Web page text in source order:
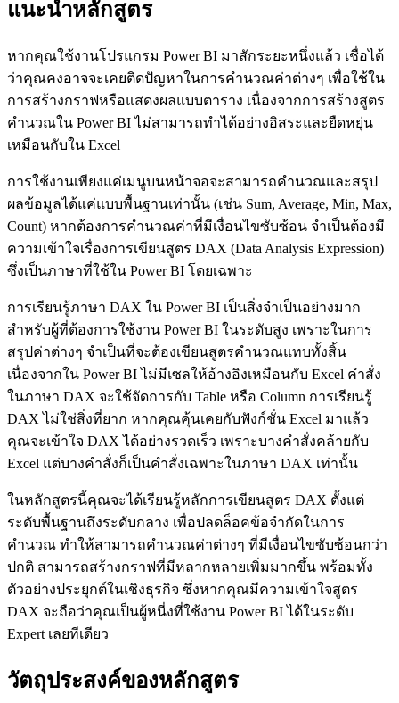
แนะนำหลักสูตร
หากคุณใช้งานโปรแกรม Power BI มาสักระยะหนึ่งแล้ว เชื่อได้
ว่าคุณคงอาจจะเคยติดปัญหาในการคำนวณค่าต่างๆ เพื่อใช้ใน
การสร้างกราฟหรือแสดงผลแบบตาราง เนื่องจากการสร้างสูตร
คำนวณใน Power BI ไม่สามารถทำได้อย่างอิสระและยืดหยุ่น
เหมือนกับใน Excel
การใช้งานเพียงแค่เมนูบนหน้าจอจะสามารถคำนวณและสรุป
ผลข้อมูลได้แค่แบบพื้นฐานเท่านั้น (เช่น Sum, Average, Min, Max,
Count) หากต้องการคำนวณค่าที่มีเงื่อนไขซับซ้อน จำเป็นต้องมี
ความเข้าใจเรื่องการเขียนสูตร DAX (Data Analysis Expression)
ซึ่งเป็นภาษาที่ใช้ใน Power BI โดยเฉพาะ
การเรียนรู้ภาษา DAX ใน Power BI เป็นสิ่งจำเป็นอย่างมาก
สำหรับผู้ที่ต้องการใช้งาน Power BI ในระดับสูง เพราะในการ
สรุปค่าต่างๆ จำเป็นที่จะต้องเขียนสูตรคำนวณแทบทั้งสิ้น
เนื่องจากใน Power BI ไม่มีเซลให้อ้างอิงเหมือนกับ Excel คำสั่ง
ในภาษา DAX จะใช้จัดการกับ Table หรือ Column การเรียนรู้
DAX ไม่ใช่สิ่งที่ยาก หากคุณคุ้นเคยกับฟังก์ชั่น Excel มาแล้ว
คุณจะเข้าใจ DAX ได้อย่างรวดเร็ว เพราะบางคำสั่งคล้ายกับ
Excel แต่บางคำสั่งก็เป็นคำสั่งเฉพาะในภาษา DAX เท่านั้น
ในหลักสูตรนี้คุณจะได้เรียนรู้หลักการเขียนสูตร DAX ตั้งแต่
ระดับพื้นฐานถึงระดับกลาง เพื่อปลดล็อคข้อจำกัดในการ
คำนวณ ทำให้สามารถคำนวณค่าต่างๆ ที่มีเงื่อนไขซับซ้อนกว่า
ปกติ สามารถสร้างกราฟที่มีหลากหลายเพิ่มมากขึ้น พร้อมทั้ง
ตัวอย่างประยุกต์ในเชิงธุรกิจ ซึ่งหากคุณมีความเข้าใจสูตร
DAX จะถือว่าคุณเป็นผู้หนี่งที่ใช้งาน Power BI ได้ในระดับ
Expert เลยทีเดียว
วัตถุประสงค์ของหลักสูตร